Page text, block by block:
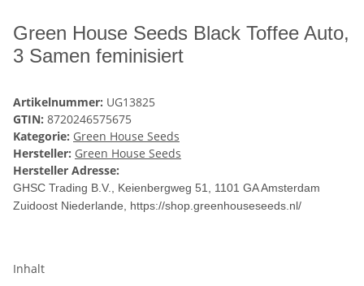
Green House Seeds Black Toffee Auto,
3 Samen feminisiert
Artikelnummer: UG13825
GTIN: 8720246575675
Kategorie: Green House Seeds
Hersteller: Green House Seeds
Hersteller Adresse:
GHSC Trading B.V., Keienbergweg 51, 1101 GA Amsterdam
Zuidoost Niederlande, https://shop.greenhouseseeds.nl/
Inhalt